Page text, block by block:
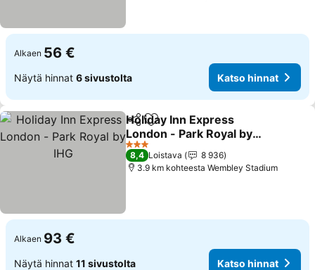
Alkaen 56 €
Näytä hinnat 6 sivustolta Katso hinnat
Jaa Lisää suosikkeihin
Holiday Inn Express
London - Park Royal by
IHG
Katso hinnat
3 Tähtiluokitus
8,4 Loistava
8 936
3.9 km kohteesta Wembley Stadium
Alkaen 93 €
Näytä hinnat 11 sivustolta Katso hinnat